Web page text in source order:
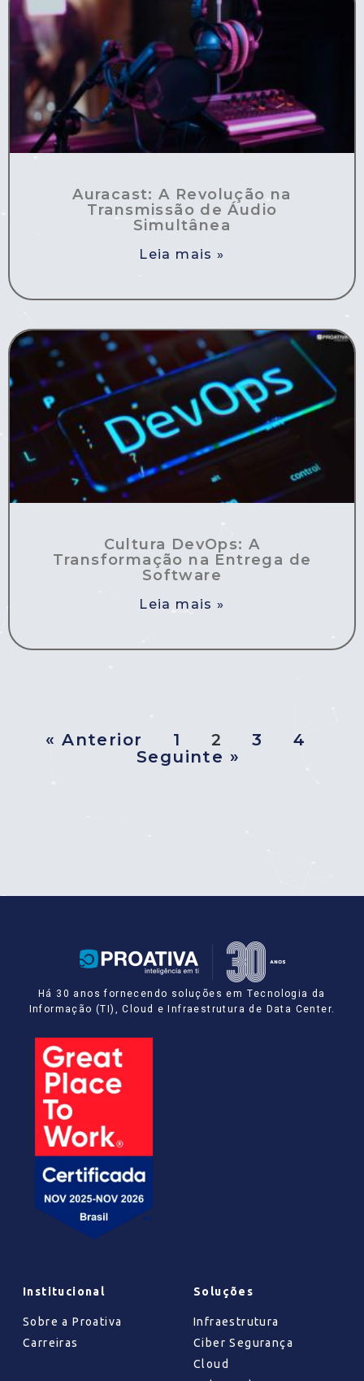
Auracast: A Revolução na
Transmissão de Áudio
Simultânea
Leia mais »
Cultura DevOps: A
Transformação na Entrega de
Software
Leia mais »
« Anterior 1 2 3
4
Seguinte »
Há 30 anos fornecendo soluções em Tecnologia da
Informação (TI), Cloud e Infraestrutura de Data Center.
Institucional
Sobre a Proativa
Carreiras
Soluções
Infraestrutura
Ciber Segurança
Cloud